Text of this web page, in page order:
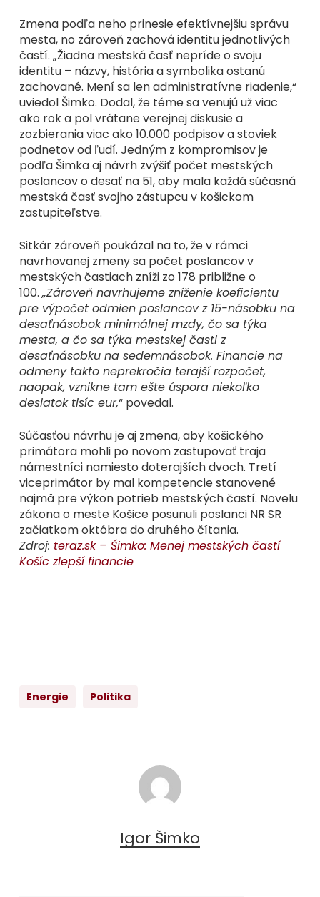
Zmena podľa neho prinesie efektívnejšiu správu
mesta, no zároveň zachová identitu jednotlivých
častí. „Žiadna mestská časť nepríde o svoju
identitu – názvy, história a symbolika ostanú
zachované. Mení sa len administratívne riadenie,“
uviedol Šimko. Dodal, že téme sa venujú už viac
ako rok a pol vrátane verejnej diskusie a
zozbierania viac ako 10.000 podpisov a stoviek
podnetov od ľudí. Jedným z kompromisov je
podľa Šimka aj návrh zvýšiť počet mestských
poslancov o desať na 51, aby mala každá súčasná
mestská časť svojho zástupcu v košickom
zastupiteľstve.
Sitkár zároveň poukázal na to, že v rámci
navrhovanej zmeny sa počet poslancov v
mestských častiach zníži zo 178 približne o
100.„Zároveň navrhujeme zníženie koeficientu
pre výpočet odmien poslancov z 15-násobku na
desaťnásobok minimálnej mzdy, čo sa týka
mesta, a čo sa týka mestskej časti z
desaťnásobku na sedemnásobok. Financie na
odmeny takto neprekročia terajší rozpočet,
naopak, vznikne tam ešte úspora niekoľko
desiatok tisíc eur,“ povedal.
Súčasťou návrhu je aj zmena, aby košického
primátora mohli po novom zastupovať traja
námestníci namiesto doterajších dvoch. Tretí
viceprimátor by mal kompetencie stanovené
najmä pre výkon potrieb mestských častí. Novelu
zákona o meste Košice posunuli poslanci NR SR
začiatkom októbra do druhého čítania.
Zdroj: teraz.sk – Šimko: Menej mestských častí
Košíc zlepší financie
Energie Politika
Igor Šimko